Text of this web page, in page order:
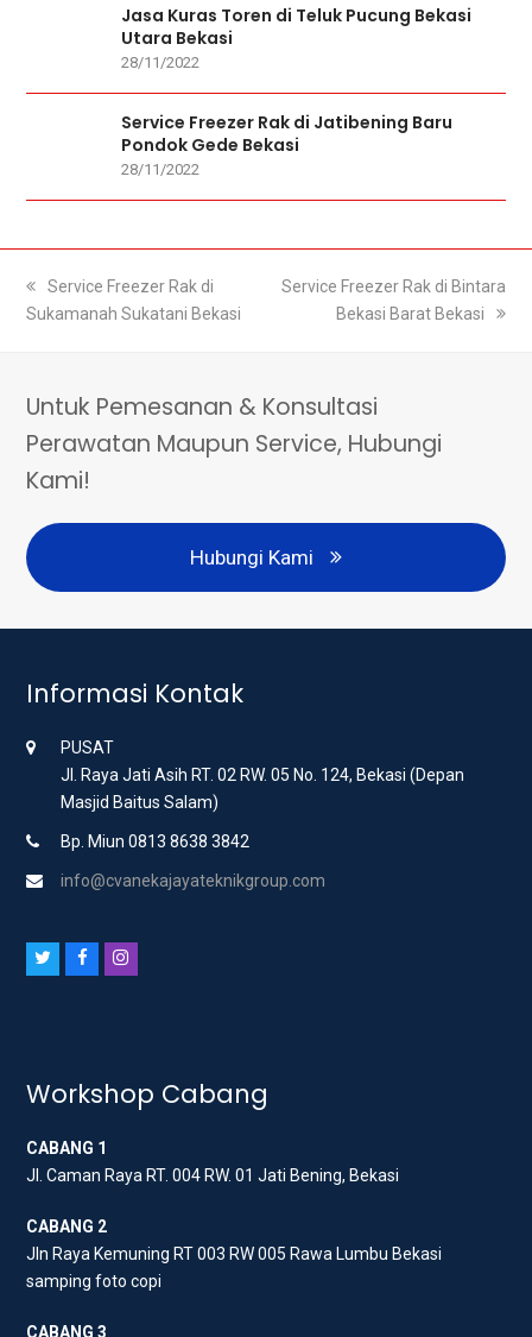
Jasa Kuras Toren di Teluk Pucung Bekasi
Utara Bekasi
28/11/2022
Service Freezer Rak di Jatibening Baru
Pondok Gede Bekasi
28/11/2022
previous
post:
Service Freezer Rak di
Sukamanah Sukatani Bekasi
next
Service Freezer Rak di Bintara
Bekasi Barat Bekasi
Untuk Pemesanan & Konsultasi
Perawatan Maupun Service, Hubungi
Kami!
Hubungi Kami
Informasi Kontak
PUSAT
Jl. Raya Jati Asih RT. 02 RW. 05 No. 124, Bekasi (Depan
Masjid Baitus Salam)
Bp. Miun 0813 8638 3842
info@cvanekajayateknikgroup.com
t
r
F
b
o
k
a
a
Workshop Cabang
CABANG 1
Jl. Caman Raya RT. 004 RW. 01 Jati Bening, Bekasi
CABANG 2
Jln Raya Kemuning RT 003 RW 005 Rawa Lumbu Bekasi
samping foto copi
CABANG 3